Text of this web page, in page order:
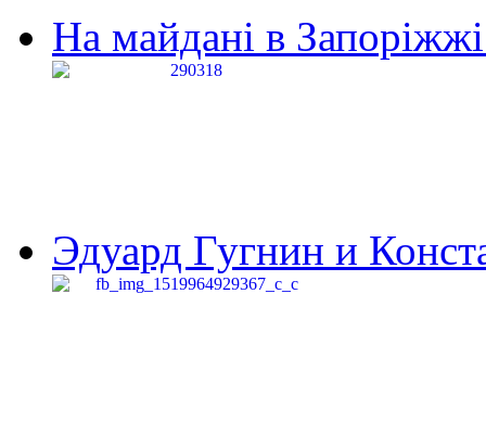
На майдані в
Эдуард Гугнин и